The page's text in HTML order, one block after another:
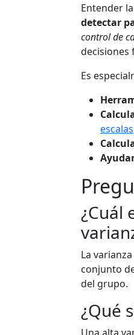
Entender
detectar
control de
decisiones
Es
escalas
¿Cuál
La
conjunto
del grupo.
¿Qué
Una alta